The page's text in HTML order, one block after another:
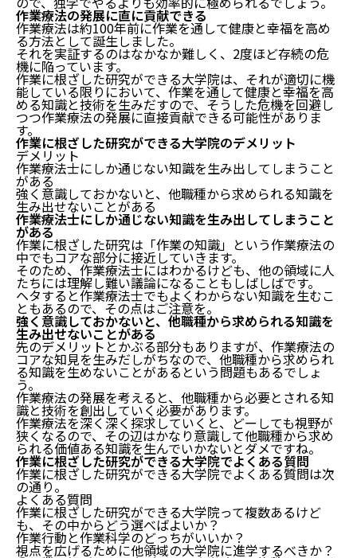
作業療法の発展に直に貢献できる
作業療法は約100年前に作業を通して健康と幸福を高め
る方法として誕生しました。
それを実証するのはなかなか難しく、2度ほど存続の危
機に陥っています。
作業に根ざした研究ができる大学院は、それが適切に機
能している限りにおいて、作業を通して健康と幸福を高
める知識と技術を生みだすので、そうした危機を回避し
つつ作業療法の発展に直接貢献できる可能性がありま
す。
作業に根ざした研究ができる大学院のデメリット
デメリット
作業療法士にしか通じない知識を生み出してしまうこと
がある
強く意識しておかないと、他職種から求められる知識を
生み出せないことがある
作業療法士にしか通じない知識を生み出してしまうこと
がある
作業に根ざした研究は「作業の知識」という作業療法の
中でもコアな部分に接近していきます。
そのため、作業療法士にはわかるけども、他の領域に人
たちには理解し難い議論になることもしばしばです。
ヘタすると作業療法士でもよくわからない知識を生むこ
ともあるので、その点はご注意を。
強く意識しておかないと、他職種から求められる知識を
生み出せないことがある
先のデメリットとかぶる部分もありますが、作業療法の
コアな知見を生みだしがちなので、他職種から求められ
る知識を生めないことがあるという問題もあるでしょ
う。
作業療法の発展を考えると、他職種から必要とされる知
識と技術を創出していく必要があります。
作業療法を深く深く探求していくと、どーしても視野が
狭くなるので、その辺はかなり意識して他職種から求め
られる価値ある知識を生んでいかないとダメですね。
作業に根ざした研究ができる大学院でよくある質問
作業に根ざした研究ができる大学院でよくある質問は次
の通り。
よくある質問
作業に根ざした研究ができる大学院って複数あるけど
も、その中からどう選べばよいか？
作業行動と作業科学のどっちがいいか？
視点を広げるために他領域の大学院に進学するべきか？